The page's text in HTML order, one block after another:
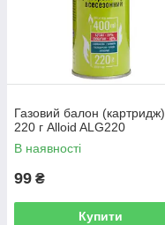
Газовий балон (картридж)
220 г Alloid ALG220
В наявності
99 ₴
Купити